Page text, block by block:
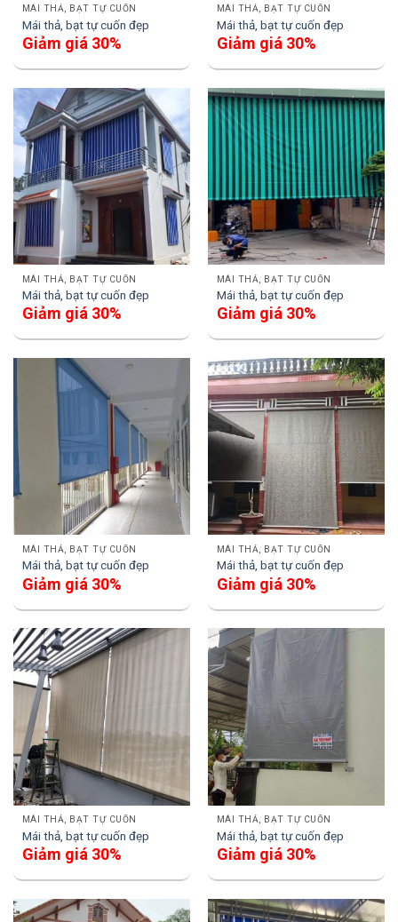
MÁI THẢ, BẠT TỰ CUỐN
Mái thả, bạt tự cuốn đẹp
Giảm giá 30%
MÁI THẢ, BẠT TỰ CUỐN
Mái thả, bạt tự cuốn đẹp
Giảm giá 30%
MÁI THẢ, BẠT TỰ CUỐN
Mái thả, bạt tự cuốn đẹp
Giảm giá 30%
MÁI THẢ, BẠT TỰ CUỐN
Mái thả, bạt tự cuốn đẹp
Giảm giá 30%
MÁI THẢ, BẠT TỰ CUỐN
Mái thả, bạt tự cuốn đẹp
Giảm giá 30%
MÁI THẢ, BẠT TỰ CUỐN
Mái thả, bạt tự cuốn đẹp
Giảm giá 30%
MÁI THẢ, BẠT TỰ CUỐN
Mái thả, bạt tự cuốn đẹp
Giảm giá 30%
MÁI THẢ, BẠT TỰ CUỐN
Mái thả, bạt tự cuốn đẹp
Giảm giá 30%